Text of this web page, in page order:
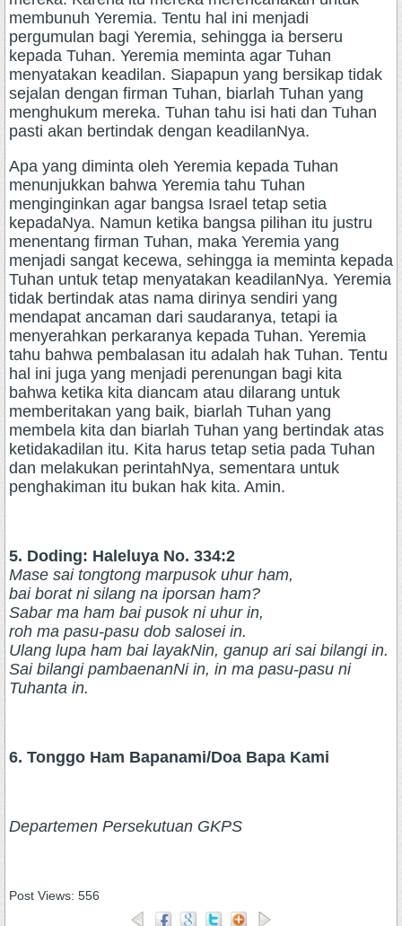
membunuh Yeremia. Tentu hal ini menjadi
pergumulan bagi Yeremia, sehingga ia berseru
kepada Tuhan. Yeremia meminta agar Tuhan
menyatakan keadilan. Siapapun yang bersikap tidak
sejalan dengan firman Tuhan, biarlah Tuhan yang
menghukum mereka. Tuhan tahu isi hati dan Tuhan
pasti akan bertindak dengan keadilanNya.
Apa yang diminta oleh Yeremia kepada Tuhan
menunjukkan bahwa Yeremia tahu Tuhan
menginginkan agar bangsa Israel tetap setia
kepadaNya. Namun ketika bangsa pilihan itu justru
menentang firman Tuhan, maka Yeremia yang
menjadi sangat kecewa, sehingga ia meminta kepada
Tuhan untuk tetap menyatakan keadilanNya. Yeremia
tidak bertindak atas nama dirinya sendiri yang
mendapat ancaman dari saudaranya, tetapi ia
menyerahkan perkaranya kepada Tuhan. Yeremia
tahu bahwa pembalasan itu adalah hak Tuhan. Tentu
hal ini juga yang menjadi perenungan bagi kita
bahwa ketika kita diancam atau dilarang untuk
memberitakan yang baik, biarlah Tuhan yang
membela kita dan biarlah Tuhan yang bertindak atas
ketidakadilan itu. Kita harus tetap setia pada Tuhan
dan melakukan perintahNya, sementara untuk
penghakiman itu bukan hak kita. Amin.
5. Doding: Haleluya No. 334:2
Mase sai tongtong marpusok uhur ham,
bai borat ni silang na iporsan ham?
Sabar ma ham bai pusok ni uhur in,
roh ma pasu-pasu dob salosei in.
Ulang lupa ham bai layakNin, ganup ari sai bilangi in.
Sai bilangi pambaenanNi in, in ma pasu-pasu ni
Tuhanta in.
6. Tonggo Ham Bapanami/Doa Bapa Kami
Departemen Persekutuan GKPS
Post Views: 556